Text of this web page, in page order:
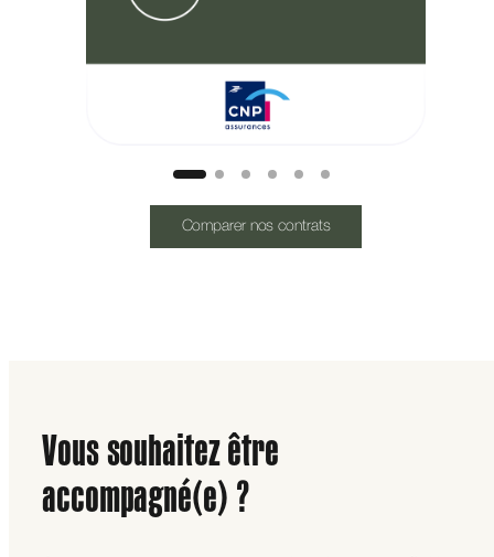
Comparer nos contrats
Vous souhaitez être
accompagné(e) ?